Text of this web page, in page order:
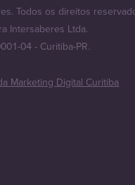
Todos os direitos
Intersaberes Ltda.
04 - Curitiba-PR.
Marketing Digital Curitiba